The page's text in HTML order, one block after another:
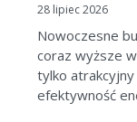
28 lipiec 2026
Nowoczesne
coraz wyższe
tylko
efektywność